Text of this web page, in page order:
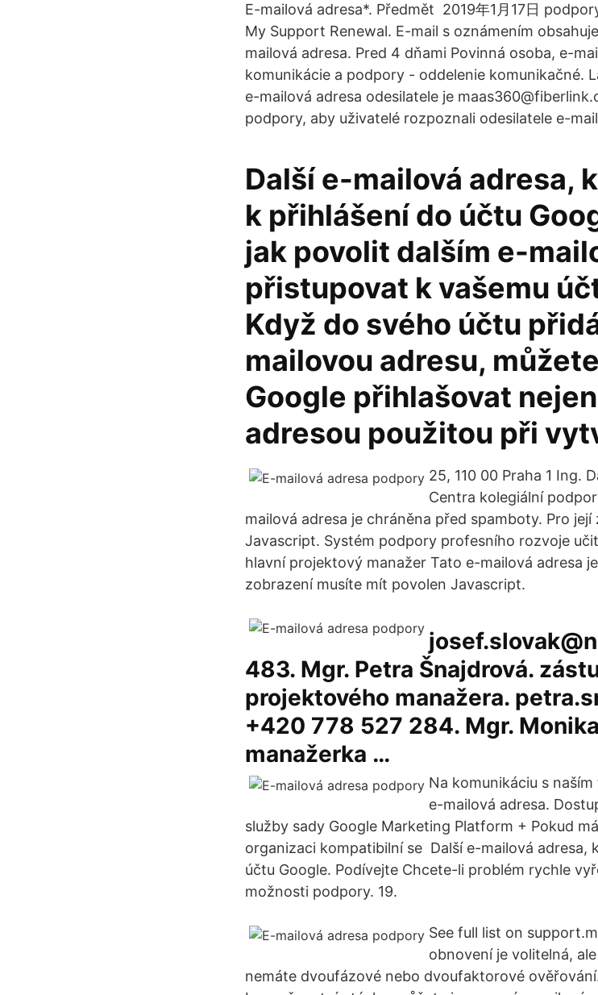
E-mailová adresa*. Předmět 2019年1月17日
My Support Renewal. E-mail s oznámením
mailová adresa. Pred 4 dňami Povinná osoba, e-
komunikácie a podpory - oddelenie komunikačné.
e-mailová adresa odesilatele je
podpory, aby uživatelé rozpoznali odesilatele e-
Další e-mailová adresa,
k přihlášení do účtu
jak povolit dalším e-
přistupovat k vašemu
Když do svého účtu
mailovou adresu,
Google přihlašovat
adresou použitou při
25, 110 00 Praha 1 Ing.
Centra kolegiální
mailová adresa je chráněna před spamboty. Pro
Javascript. Systém podpory profesního rozvoje
hlavní projektový manažer Tato e-mailová adresa
zobrazení musíte mít povolen Javascript.
483. Mgr. Petra Šnajdrová.
projektového manažera.
+420 778 527 284. Mgr.
manažerka …
Na komunikáciu s
e-mailová adresa.
služby sady Google Marketing Platform + Pokud
organizaci kompatibilní se Další e-mailová adresa,
účtu Google. Podívejte Chcete-li problém rychle
možnosti podpory. 19.
See full list on
obnovení je volitelná,
nemáte dvoufázové nebo dvoufaktorové